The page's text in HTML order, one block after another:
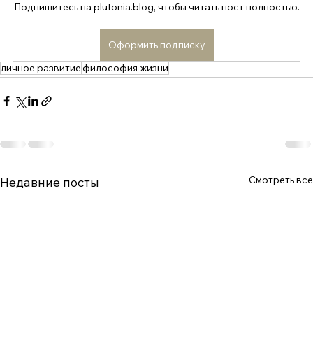
Подпишитесь на plutonia.blog, чтобы читать пост полностью.
Оформить подписку
личное развитиефилософия жизни
Недавние посты Смотреть все